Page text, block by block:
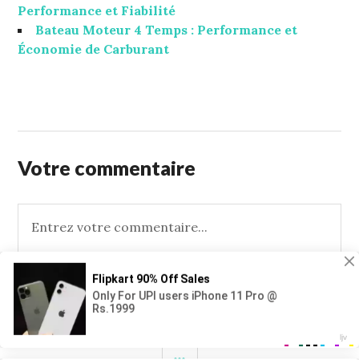
Performance et Fiabilité
Bateau Moteur 4 Temps : Performance et
Économie de Carburant
Votre commentaire